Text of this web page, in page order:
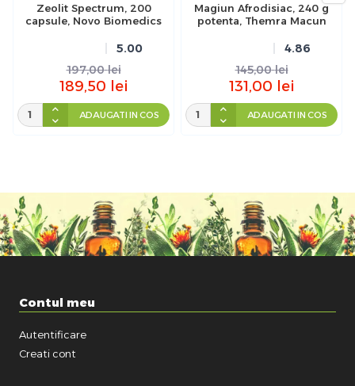
Zeolit Spectrum, 200
capsule, Novo Biomedics
5.00
197,00 lei
189,50 lei
ADAUGATI IN COS
Magiun Afrodisiac, 240 g
potenta, Themra Macun
4.86
145,00 lei
131,00 lei
ADAUGATI IN COS
Contul meu
Autentificare
Creati cont